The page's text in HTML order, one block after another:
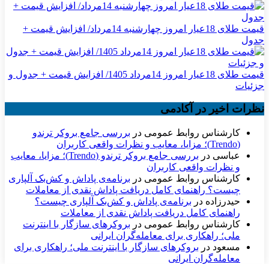
قیمت طلای 18عیار امروز چهارشنبه 14مرداد/ افزایش قیمت +
جدول
قیمت طلای 18عیار امروز 14مرداد 1405/ افزایش قیمت + جدول و
جزئیات
نظرات اخیر در آکادمی
کارشناس روابط عمومی در بررسی جامع بروکر ترندو
(Trendo)؛ مزایا، معایب و نظرات واقعی کاربران
عباسی در
بررسی جامع بروکر ترندو (Trendo)؛ مزایا، معایب
و نظرات واقعی کاربران
کارشناس روابط عمومی در برنامه‌ی پاداش و کش‌بک آلپاری
چیست؟ راهنمای کامل دریافت پاداش نقدی از معاملات
حیدرزاده در برنامه‌ی پاداش و کش‌بک آلپاری چیست؟
راهنمای کامل دریافت پاداش نقدی از معاملات
کارشناس روابط عمومی در بروکرهای سازگار با اینترنت
ملی؛ راهکاری برای معامله‌گران ایرانی
مسعود در بروکرهای سازگار با اینترنت ملی؛ راهکاری برای
معامله‌گران ایرانی